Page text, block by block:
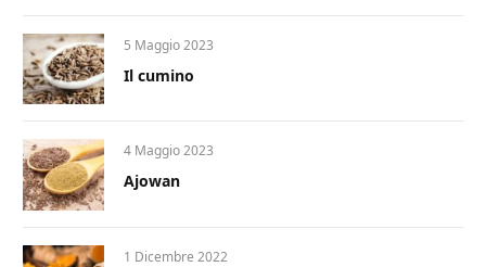
5 Maggio 2023
Il cumino
4 Maggio 2023
Ajowan
1 Dicembre 2022